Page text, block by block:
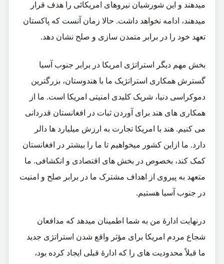
میدهند و این شورشیان نیروهای امریکائی را هدف قرار
میدهند، ادامه نخواهد داشت. حالا زمان آنست که پاکستان
تعهد خود را در برابر متمدن سازی و صلح نشان دهد.
بخش مهم دیگر استراتژی امریکا در برابر جنوب آسیا
گسترش همکاری استراتژیک ما با هندوستان، بزرگترین
دموکراسی دنیا، شریک کلیدی امنیتی امریکا است. ما از
همکاری های هند برای آوردن ثبات در افغانستان قدردانی
می کنیم. هند با امریکا تجارت به ارزش میلیارد ها دالر
دارد. ما ازاین کشور میخواهیم تا ما را بیشتر در افغانستان
کمک کند، بخصوص در بخش های اقتصادی و انکشافی. ما
متعهد به پیروی از اهداف مشترک ما در برابر صلح و امنیت
در جنوب آسیا هستیم.
درنهایت ادارۀ من به شما اطمینان میدهد که مدافعان
شجاع مردم امریکا برای مؤثر واقع شدن استراتژی جدید
ما قبلاً محدودیت های را که ادارۀ قبلی ایجاد کرده بود،